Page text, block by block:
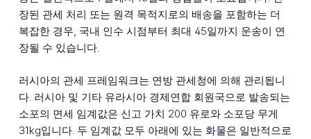
장된 관세 처리 또는 원격 목적지로의 배송을 포함하는 더
복잡한 경우, 국내 인수 시점부터 최대 45일까지 운송이 연
장될 수 있습니다.
러시아의 관세 프레임워크는 연방 관세청에 의해 관리됩니
다. 러시아 및 기타 유라시아 경제연합 회원국으로 발송되는
소포의 면세 임계값은 신고 가치 200 유로와 소포당 무게
31kg입니다. 두 임계값 모두 아래에 있는 화물은 일반적으로